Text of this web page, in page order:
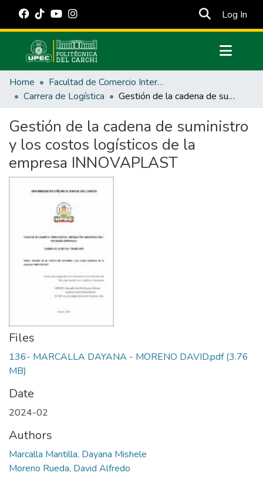
Log In
Communities & Collections
All of DSpace
Estadísticas Externas
Manuales
Home
Facultad de Comercio Internacional, Integración, Administración y Economía Empresarial
Carrera de Logística
Gestión de la cadena de suministro y los costos logísticos de la empresa INNOVAPLAST
Gestión de la cadena de suministro
y los costos logísticos de la
empresa INNOVAPLAST
Files
136- MARCALLA DAYANA - MORENO DAVID.pdf(3.76
MB)
Date
2024-02
Authors
Marcalla Mantilla, Dayana Mishele
Moreno Rueda, David Alfredo